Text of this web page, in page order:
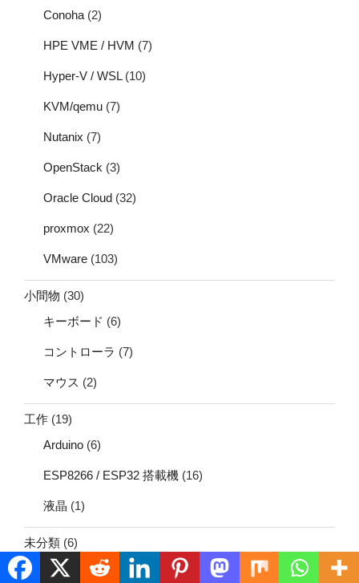
Conoha (2)
HPE VME / HVM (7)
Hyper-V / WSL(10)
KVM/qemu (7)
Nutanix (7)
OpenStack (3)
Oracle Cloud (32)
proxmox (22)
VMware (103)
小間物 (30)
キーボード (6)
コントローラ (7)
マウス (2)
工作 (19)
Arduino (6)
ESP8266 / ESP32 搭載機 (16)
液晶 (1)
未分類 (6)
海外通販 (36)